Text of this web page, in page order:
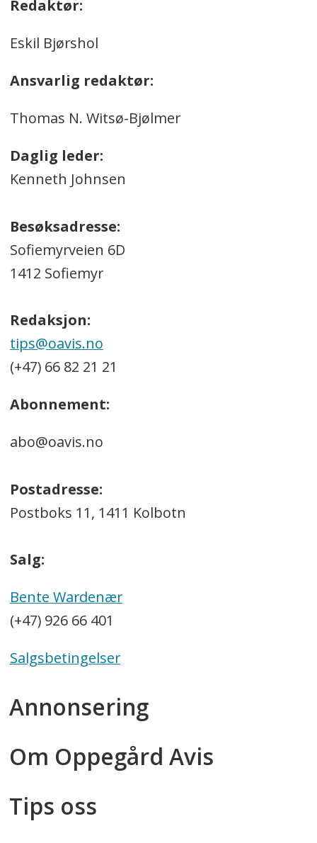
Redaktør:
Eskil Bjørshol
Ansvarlig redaktør:
Thomas N. Witsø-Bjølmer
Daglig leder:
Kenneth Johnsen
Besøksadresse:
Sofiemyrveien 6D
1412 Sofiemyr
Redaksjon:
tips@oavis.no
(+47) 66 82 21 21
Abonnement:
abo@oavis.no
Postadresse:
Postboks 11, 1411 Kolbotn
Salg:
Bente Wardenær
(+47) 926 66 401
Salgsbetingelser
Annonsering
Om Oppegård Avis
Tips oss